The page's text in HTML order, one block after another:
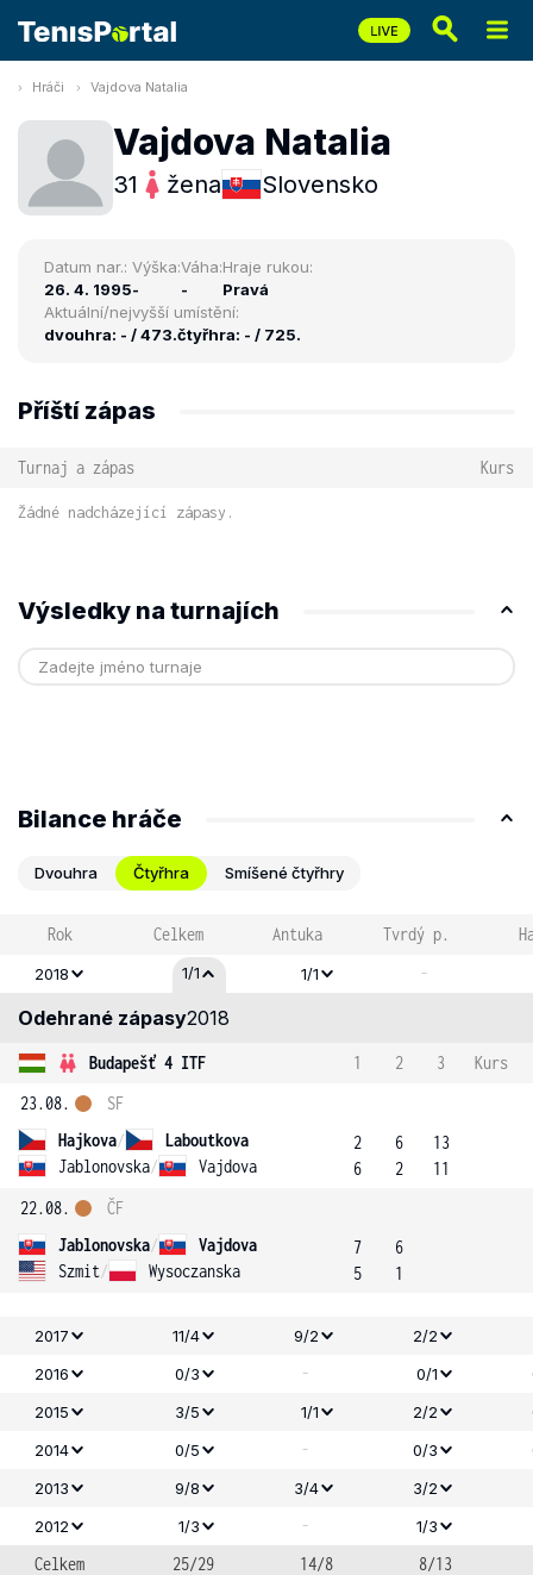
Hráči Vajdova Natalia
Vajdova Natalia
31 žena Slovensko
Datum nar.:
26. 4. 1995
Výška:
-
Váha:
-
Hraje rukou:
Pravá
Aktuální/nejvyšší umístění:
dvouhra: - / 473.čtyřhra: - / 725.
Příští zápas
Turnaj a zápas Kurs
Žádné nadcházející zápasy.
Výsledky na turnajích
Bilance hráče
Dvouhra Čtyřhra Smíšené čtyřhry
Rok Celkem Antuka Tvrdý p.
2018 1/1 1/1 -
Odehrané zápasy2018
Budapešť 4 ITF 1 2 3
Kurs
23.08.
Hajkova/
Laboutkova
Jablonovska/ Vajdova
SF
2
6
6
2
13
11
22.08.
Jablonovska/
Vajdova
Szmit/ Wysoczanska
ČF
7
5
6
1
2017 11/4 9/2
2/2
2016
0/3 - 0/1
2015
3/5 1/1 2/2
2014
0/5 - 0/3
2013
9/8 3/4 3/2
2012
1/3 - 1/3
Celkem 25/29 14/8 8/13